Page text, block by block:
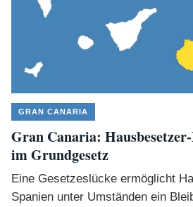
GRAN CANARIA
Gran Canaria:
im Grundgesetz
Eine Gesetzeslücke ermöglicht
Spanien unter Umständen ein